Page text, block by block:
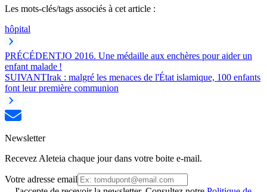
Les mots-clés/tags associés à cet article :
hôpital
PRÉCÉDENTJO 2016. Une médaille aux enchères pour aider un
enfant malade !
SUIVANTIrak : malgré les menaces de l'État islamique, 100 enfants
font leur première communion
Newsletter
Recevez Aleteia chaque jour dans votre boite e-mail.
Votre adresse email